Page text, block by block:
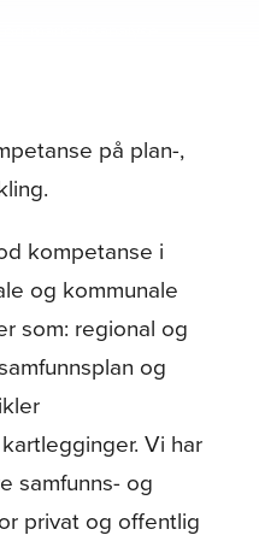
på plan-,
kompetanse i
og kommunale
som: regional og
og
Vi har
samfunns- og
privat og offentlig